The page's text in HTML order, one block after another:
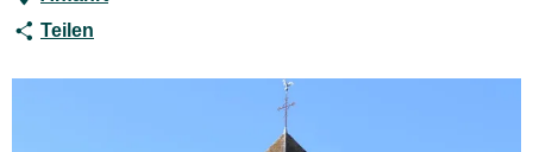
Teilen